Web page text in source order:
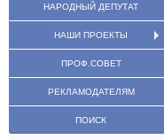
НАРОДНЫЙ ДЕПУТАТ
НАШИ ПРОЕКТЫ
ПРОФ.СОВЕТ
РЕКЛАМОДАТЕЛЯМ
ПОИСК